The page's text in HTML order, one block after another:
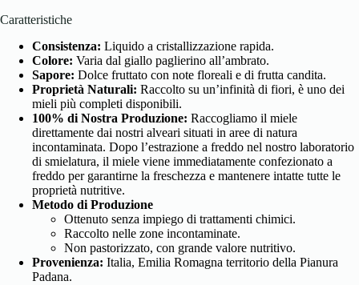
Caratteristiche
Consistenza: Liquido a cristallizzazione rapida.
Colore: Varia dal giallo paglierino all’ambrato.
Sapore: Dolce fruttato con note floreali e di frutta candita.
Proprietà Naturali: Raccolto su un’infinità di fiori, è uno dei
mieli più completi disponibili.
100% di Nostra Produzione: Raccogliamo il miele
direttamente dai nostri alveari situati in aree di natura
incontaminata. Dopo l’estrazione a freddo nel nostro laboratorio
di smielatura, il miele viene immediatamente confezionato a
freddo per garantirne la freschezza e mantenere intatte tutte le
proprietà nutritive.
Metodo di Produzione
Ottenuto senza impiego di trattamenti chimici.
Raccolto nelle zone incontaminate.
Non pastorizzato, con grande valore nutritivo.
Provenienza: Italia, Emilia Romagna territorio della Pianura
Padana.